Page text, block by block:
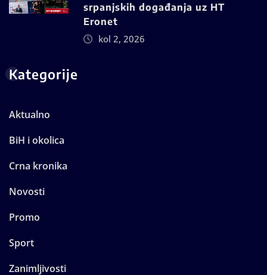
srpanjskih događanja uz HT
Eronet
kol 2, 2026
Kategorije
Aktualno
BiH i okolica
Crna kronika
Novosti
Promo
Sport
Zanimljivosti